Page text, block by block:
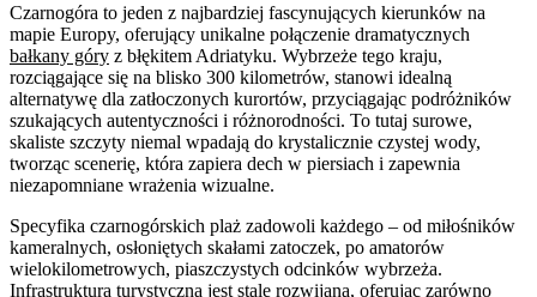
Czarnogóra to jeden z najbardziej fascynujących kierunków na
mapie Europy, oferujący unikalne połączenie dramatycznych
bałkany góry z błękitem Adriatyku. Wybrzeże tego kraju,
rozciągające się na blisko 300 kilometrów, stanowi idealną
alternatywę dla zatłoczonych kurortów, przyciągając podróżników
szukających autentyczności i różnorodności. To tutaj surowe,
skaliste szczyty niemal wpadają do krystalicznie czystej wody,
tworząc scenerię, która zapiera dech w piersiach i zapewnia
niezapomniane wrażenia wizualne.
Specyfika czarnogórskich plaż zadowoli każdego – od miłośników
kameralnych, osłoniętych skałami zatoczek, po amatorów
wielokilometrowych, piaszczystych odcinków wybrzeża.
Infrastruktura turystyczna jest stale rozwijana, oferując zarówno